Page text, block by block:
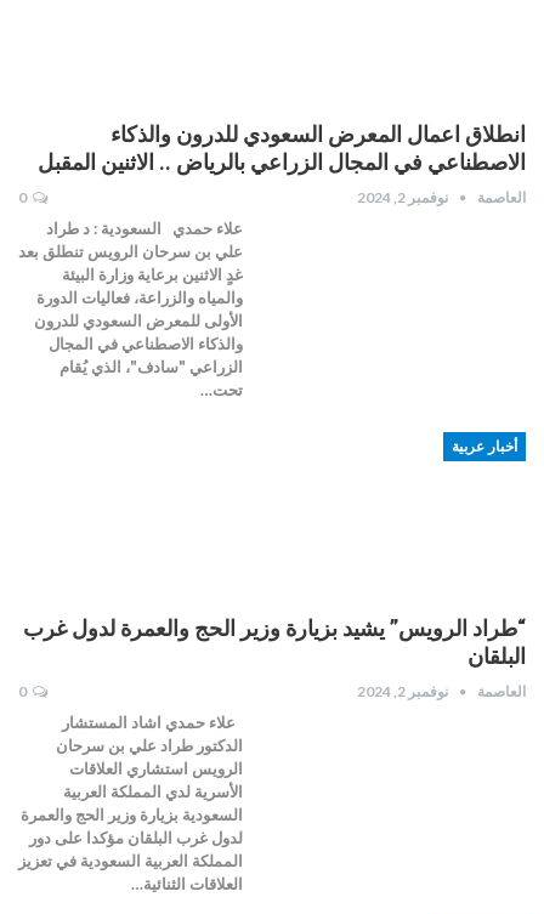
انطلاق اعمال المعرض السعودي للدرون والذكاء
الاصطناعي في المجال الزراعي بالرياض .. الاثنين المقبل
العاصمة نوفمبر 2, 2024 0
علاء حمدي السعودية : د طراد
علي بن سرحان الرويس تنطلق بعد
غدٍ الاثنين برعاية وزارة البيئة
والمياه والزراعة، فعاليات الدورة
الأولى للمعرض السعودي للدرون
والذكاء الاصطناعي في المجال
الزراعي "سادف"، الذي يُقام
تحت…
أخبار عربية
“طراد الرويس” يشيد بزيارة وزير الحج والعمرة لدول غرب
البلقان
العاصمة نوفمبر 2, 2024 0
علاء حمدي اشاد المستشار
الدكتور طراد علي بن سرحان
الرويس استشاري العلاقات
الأسرية لدي المملكة العربية
السعودية بزيارة وزير الحج والعمرة
لدول غرب البلقان مؤكدا على دور
المملكة العربية السعودية في تعزيز
العلاقات الثنائية…